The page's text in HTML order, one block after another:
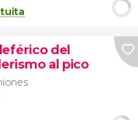
del
al pico